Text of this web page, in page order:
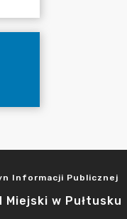
Informacji Publicznej
Miejski w Pułtusku